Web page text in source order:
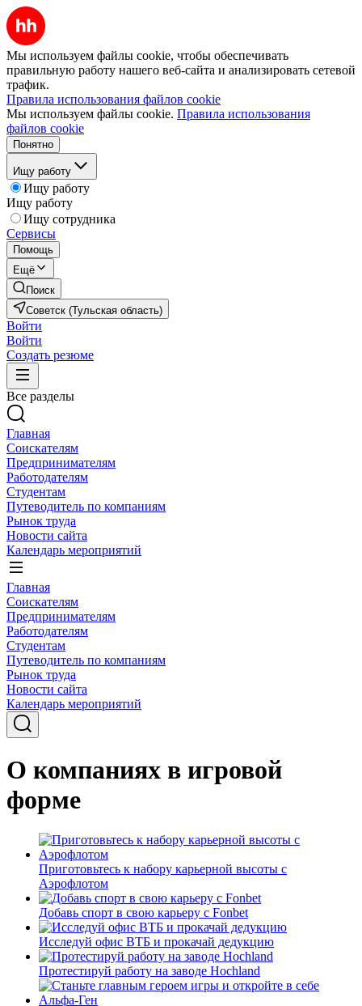
Мы используем файлы cookie, чтобы обеспечивать
правильную работу нашего веб-сайта и анализировать сетевой
трафик.
Правила использования файлов cookie
Мы используем файлы cookie. Правила использования
файлов cookie
Понятно
Ищу работу
Ищу работу
Ищу работу
Ищу сотрудника
Сервисы
Помощь
Ещё
Поиск
Советск (Тульская область)
Войти
Войти
Создать резюме
Все разделы
Главная
Соискателям
Предпринимателям
Работодателям
Студентам
Путеводитель по компаниям
Рынок труда
Новости сайта
Календарь мероприятий
Главная
Соискателям
Предпринимателям
Работодателям
Студентам
Путеводитель по компаниям
Рынок труда
Новости сайта
Календарь мероприятий
О компаниях в игровой
форме
Приготовьтесь к набору карьерной высоты с
Аэрофлотом
Добавь спорт в свою карьеру с Fonbet
Исследуй офис ВТБ и прокачай дедукцию
Протестируй работу на заводе Hochland